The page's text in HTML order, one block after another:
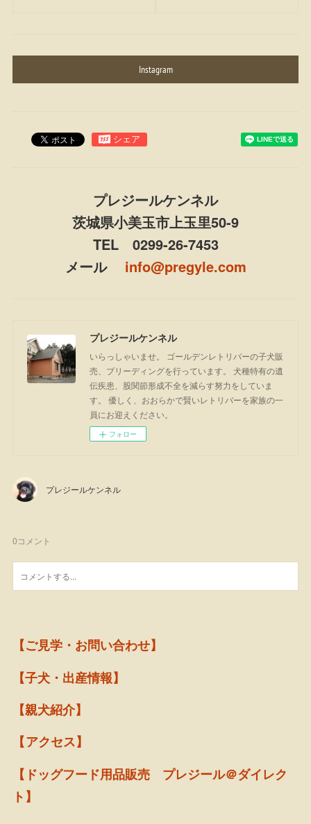
Instagram
プレジールケンネル
茨城県小美玉市上玉里50-9
TEL 0299-26-7453
メール info@pregyle.com
プレジールケンネル
いらっしゃいませ。 ゴールデンレトリバーの子犬販
売、ブリーディングを行っています。 犬種特有の遺
伝疾患、股関節形成不全を減らす努力をしていま
す。 優しく、おおらかで賢いレトリバーを家族の一
員にお迎えください。
フォロー
プレジールケンネル
0コメント
【ご見学・お問い合わせ】
【子犬・出産情報】
【親犬紹介】
【アクセス】
【ドッグフード用品販売 プレジール＠ダイレク
ト】